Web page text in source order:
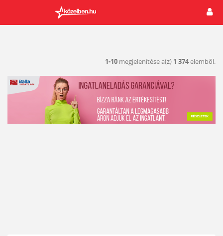
1-10 megjelenítése a(z) 1 374elemből.